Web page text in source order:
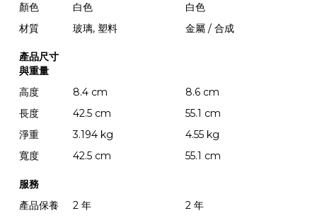
顏色
白色
白色
材質
玻璃, 塑料 金屬 / 合成
產品尺寸
與重量
高度
8.4 cm
8.6 cm
長度
42.5 cm
55.1 cm
淨重
3.194 kg
4.55 kg
寬度
42.5 cm 55.1 cm
服務
產品保養
2 年 2 年